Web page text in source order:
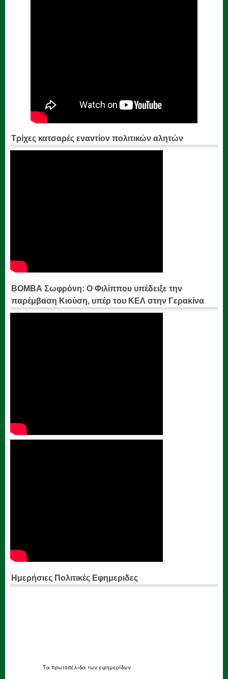
Τρίχες κατσαρές εναντίον πολιτικών αλητών
ΒΟΜΒΑ Σωφρόνη: Ο Φιλίππου υπέδειξε την
παρέμβαση Κιούση, υπέρ του ΚΕΛ στην Γερακίνα
Ημερήσιες Πολιτικές Εφημεριδες
Τα πρωτοσέλιδα των εφημερίδων